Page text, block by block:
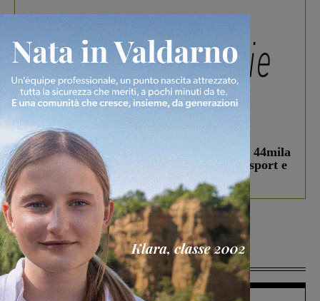
In vetrina 3 Agosto 2026
Estra Notizie agosto: Smart Cities, oltre 44mila
studenti coinvolti, torna il bando per lo sport e
debutta il podcast Estrair
Più lette